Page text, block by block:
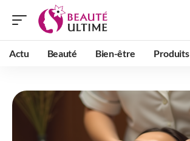
Actu Beauté Bien-être Produits